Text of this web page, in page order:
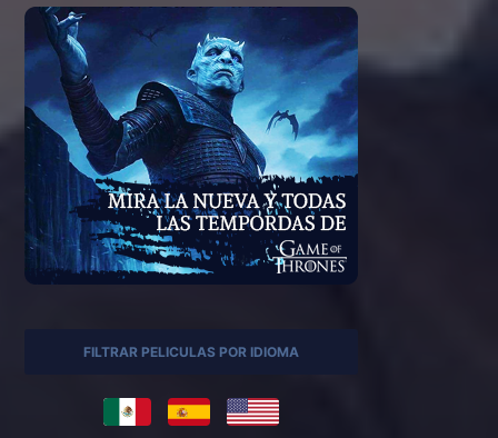
FILTRAR PELICULAS POR IDIOMA